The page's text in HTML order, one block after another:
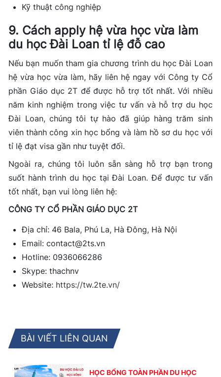
Kỹ thuật công nghiệp
9. Cách apply hệ vừa học vừa làm
du học Đài Loan tỉ lệ đỗ cao
Nếu bạn muốn tham gia chương trình du học Đài Loan
hệ vừa học vừa làm, hãy liên hệ ngay với Công ty Cổ
phần Giáo dục 2T để được hỗ trợ tốt nhất. Với nhiều
năm kinh nghiệm trong việc tư vấn và hỗ trợ du học
Đài Loan, chúng tôi tự hào đã giúp hàng trăm sinh
viên thành công xin học bổng và làm hồ sơ du học với
tỉ lệ đạt visa gần như tuyệt đối.
Ngoài ra, chúng tôi luôn sẵn sàng hỗ trợ bạn trong
suốt hành trình du học tại Đài Loan. Để được tư vấn
tốt nhất, bạn vui lòng liên hệ:
CÔNG TY CỔ PHẦN GIÁO DỤC 2T
Địa chỉ: 46 Bala, Phú La, Hà Đông, Hà Nội
Email: contact@2ts.vn
Hotline: 0936066286
Skype: thachnv
Website: https://tw.2te.vn/
BÀI VIẾT LIÊN QUAN
HỌC BỔNG TOÀN PHẦN DU HỌC